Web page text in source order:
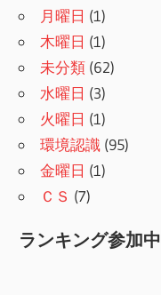
月曜日 (1)
木曜日 (1)
未分類 (62)
水曜日 (3)
火曜日 (1)
環境認識 (95)
金曜日 (1)
ＣＳ (7)
ランキング参加中